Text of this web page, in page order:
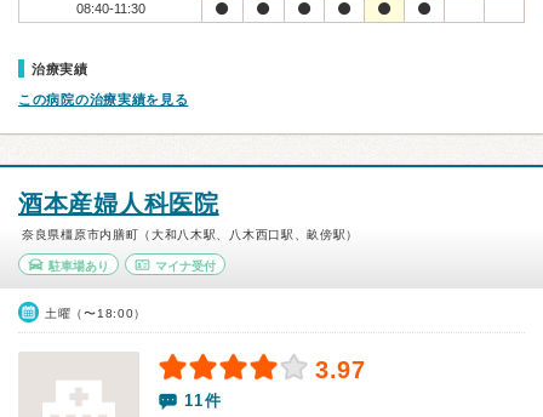
08:40-11:30
治療実績
この病院の治療実績を見る
酒本産婦人科医院
奈良県橿原市内膳町（大和八木駅、八木西口駅、畝傍駅）
駐車場あり マイナ受付
土曜（〜18:00）
3.97
11件